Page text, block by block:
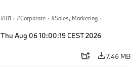
I01 · Corporate · Sales, Marketing ·
Thu Aug 06 10:00:19 CEST 2026
7.46 MB